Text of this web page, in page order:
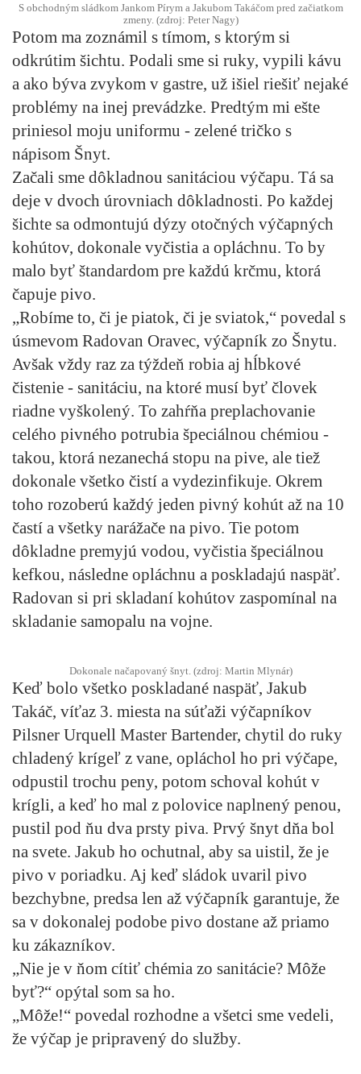
S obchodným sládkom Jankom Pírym a Jakubom Takáčom pred začiatkom
zmeny. (zdroj: Peter Nagy)
Potom ma zoznámil s tímom, s ktorým si
odkrútim šichtu. Podali sme si ruky, vypili kávu
a ako býva zvykom v gastre, už išiel riešiť nejaké
problémy na inej prevádzke. Predtým mi ešte
priniesol moju uniformu - zelené tričko s
nápisom Šnyt.
Začali sme dôkladnou sanitáciou výčapu. Tá sa
deje v dvoch úrovniach dôkladnosti. Po každej
šichte sa odmontujú dýzy otočných výčapných
kohútov, dokonale vyčistia a opláchnu. To by
malo byť štandardom pre každú krčmu, ktorá
čapuje pivo.
„Robíme to, či je piatok, či je sviatok,“ povedal s
úsmevom Radovan Oravec, výčapník zo Šnytu.
Avšak vždy raz za týždeň robia aj hĺbkové
čistenie - sanitáciu, na ktoré musí byť človek
riadne vyškolený. To zahŕňa preplachovanie
celého pivného potrubia špeciálnou chémiou -
takou, ktorá nezanechá stopu na pive, ale tiež
dokonale všetko čistí a vydezinfikuje. Okrem
toho rozoberú každý jeden pivný kohút až na 10
častí a všetky narážače na pivo. Tie potom
dôkladne premyjú vodou, vyčistia špeciálnou
kefkou, následne opláchnu a poskladajú naspäť.
Radovan si pri skladaní kohútov zaspomínal na
skladanie samopalu na vojne.
Dokonale načapovaný šnyt. (zdroj: Martin Mlynár)
Keď bolo všetko poskladané naspäť, Jakub
Takáč, víťaz 3. miesta na súťaži výčapníkov
Pilsner Urquell Master Bartender, chytil do ruky
chladený krígeľ z vane, opláchol ho pri výčape,
odpustil trochu peny, potom schoval kohút v
krígli, a keď ho mal z polovice naplnený penou,
pustil pod ňu dva prsty piva. Prvý šnyt dňa bol
na svete. Jakub ho ochutnal, aby sa uistil, že je
pivo v poriadku. Aj keď sládok uvaril pivo
bezchybne, predsa len až výčapník garantuje, že
sa v dokonalej podobe pivo dostane až priamo
ku zákazníkov.
„Nie je v ňom cítiť chémia zo sanitácie? Môže
byť?“ opýtal som sa ho.
„Môže!“ povedal rozhodne a všetci sme vedeli,
že výčap je pripravený do služby.